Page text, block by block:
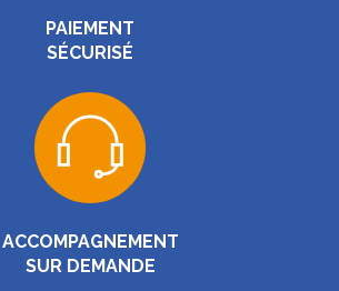
PAIEMENT
SÉCURISÉ
ACCOMPAGNEMENT
SUR DEMANDE